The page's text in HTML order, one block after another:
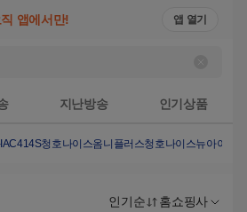
직 앱에서만! 앱 열기
지난방송 인기상품
청호나이스옴니플러스청호나이스뉴아이스
인기순 홈쇼핑사